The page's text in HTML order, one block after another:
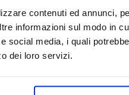
contenuti ed annunci,
informazioni sul modo in
social media, i quali
dei loro servizi.
WhatsApp